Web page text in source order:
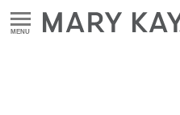
MENU